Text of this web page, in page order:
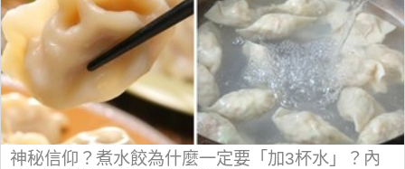
神秘信仰？煮水餃為什麼一定要「加3杯水」？內